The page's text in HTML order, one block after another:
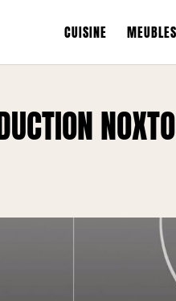
CUISINE MEUBLES